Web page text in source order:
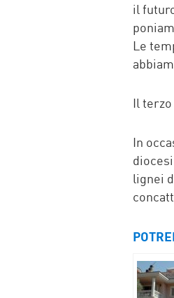
il
Le
Il
In
lignei